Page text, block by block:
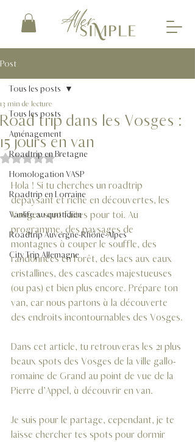
Post
Tous les posts
Aménagement
Roadtrip en Bretagne
Homologation VASP
Roadtrip en Lorraine
Vanlife au quotidien
Roadtrip Auvergne-Rhône-Alpes
City Trip Allemagne
Tous les posts
Road trip dans les Vosges :
15 jours en van
13 min de lecture
Noté NaN étoiles sur 5.
Hola ! Si tu cherches un roadtrip
dépaysant et riche en découvertes, les
Vosges sont faites pour toi. Au
programme, des paysages de
montagnes à couper le souffle, des
randonnées en forêt, des lacs aux eaux
cristallines, des cascades majestueuses
(ou pas) et bien plus encore. Prépare ton
van, car nous partons à la découverte
des endroits incontournables des Vosges.
Dans cet article, tu retrouveras les 21 plus
beaux spots des Vosges de la ville gallo-
romaine de Grand au point de vue de la
Pierre d’Appel, à découvrir en van.
Je suis pour le partage, cependant, je te
laisse chercher tes spots pour dormir